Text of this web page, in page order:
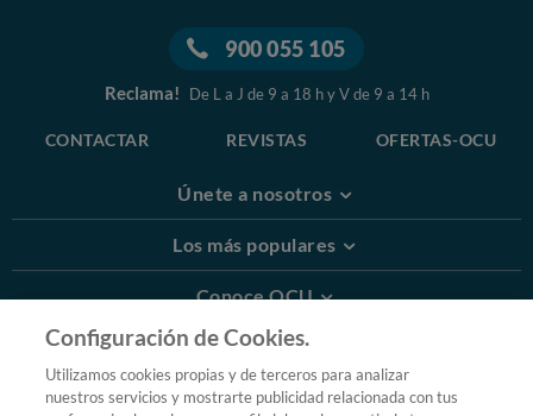
900 055 105
Reclama! De L a J de 9 a 18 h y V de 9 a 14 h
CONTACTAR REVISTAS OFERTAS-OCU
Únete a nosotros
Los más populares
Conoce OCU
Más Información
© 2026 OCU
Configuración de Cookies.
Utilizamos cookies propias y de terceros para analizar
nuestros servicios y mostrarte publicidad relacionada con tus